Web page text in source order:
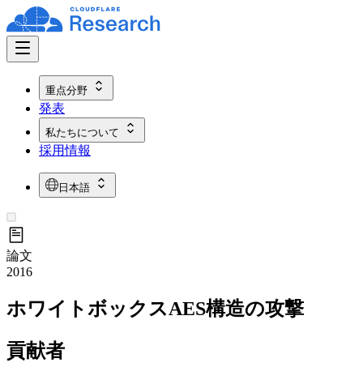
重点分野
発表
私たちについて
採用情報
日本語
論文
2016
ホワイトボックスAES構造の攻撃
貢献者